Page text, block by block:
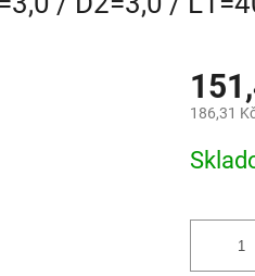
186,31
cena: